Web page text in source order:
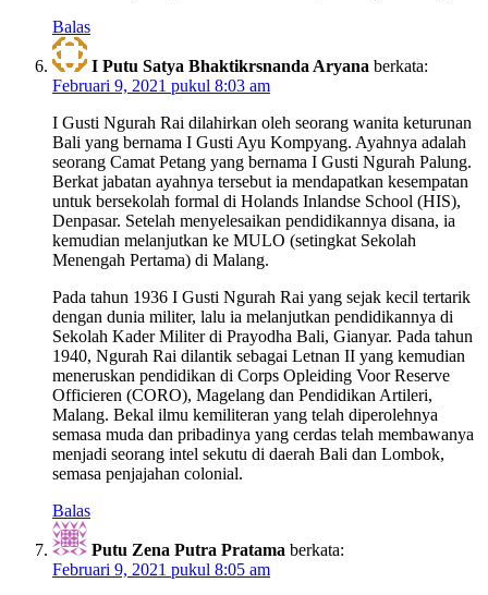
Balas
I Putu Satya Bhaktikrsnanda Aryana berkata:
Februari 9, 2021 pukul 8:03 am
I Gusti Ngurah Rai dilahirkan oleh seorang wanita keturunan
Bali yang bernama I Gusti Ayu Kompyang. Ayahnya adalah
seorang Camat Petang yang bernama I Gusti Ngurah Palung.
Berkat jabatan ayahnya tersebut ia mendapatkan kesempatan
untuk bersekolah formal di Holands Inlandse School (HIS),
Denpasar. Setelah menyelesaikan pendidikannya disana, ia
kemudian melanjutkan ke MULO (setingkat Sekolah
Menengah Pertama) di Malang.
Pada tahun 1936 I Gusti Ngurah Rai yang sejak kecil tertarik
dengan dunia militer, lalu ia melanjutkan pendidikannya di
Sekolah Kader Militer di Prayodha Bali, Gianyar. Pada tahun
1940, Ngurah Rai dilantik sebagai Letnan II yang kemudian
meneruskan pendidikan di Corps Opleiding Voor Reserve
Officieren (CORO), Magelang dan Pendidikan Artileri,
Malang. Bekal ilmu kemiliteran yang telah diperolehnya
semasa muda dan pribadinya yang cerdas telah membawanya
menjadi seorang intel sekutu di daerah Bali dan Lombok,
semasa penjajahan colonial.
Balas
Putu Zena Putra Pratama berkata:
Februari 9, 2021 pukul 8:05 am